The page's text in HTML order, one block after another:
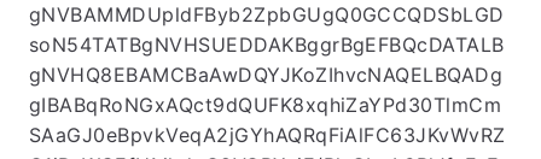
gNVBAMMDUpldFByb2ZpbGUgQ0GCCQDSbLGD
soN54TATBgNVHSUEDDAKBggrBgEFBQcDATALB
gNVHQ8EBAMCBaAwDQYJKoZIhvcNAQELBQADg
gIBABqRoNGxAQct9dQUFK8xqhiZaYPd30TlmCm
SAaGJ0eBpvkVeqA2jGYhAQRqFiAlFC63JKvWvRZ